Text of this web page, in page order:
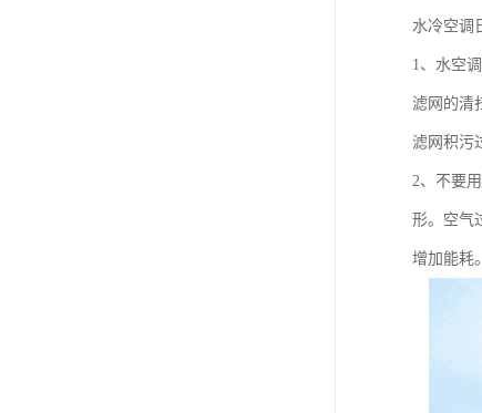
水冷空调
1、水空
滤网的清
滤网积污
2、不要
形。空气
增加能耗。